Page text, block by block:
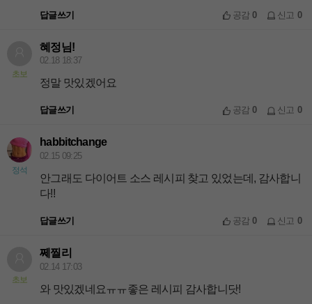
답글쓰기 공감0 신고 0
초보
혜정님!
02.18 18:37
정말 맛있겠어요
답글쓰기 공감0 신고 0
정석
habbitchange
02.15 09:25
안그래도 다이어트 소스 레시피 찾고 있었는데, 감사합니
다!!
답글쓰기 공감0 신고 0
초보
쩨찔리
02.14 17:03
와 맛있겠네요ㅠㅠ좋은 레시피 감사합니닷!